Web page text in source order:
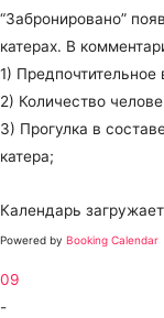
“Забронировано”
катерах. В
1) Предпочтительное
2) Количество
3) Прогулка в
катера;
Календарь
Powered by Booking Calendar
09
-